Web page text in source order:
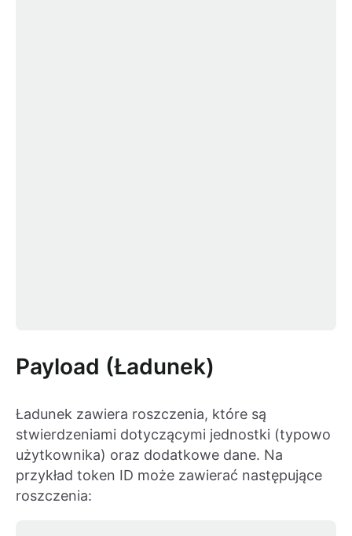
Payload (Ładunek)
Ładunek zawiera roszczenia, które są
stwierdzeniami dotyczącymi jednostki (typowo
użytkownika) oraz dodatkowe dane. Na
przykład token ID może zawierać następujące
roszczenia: